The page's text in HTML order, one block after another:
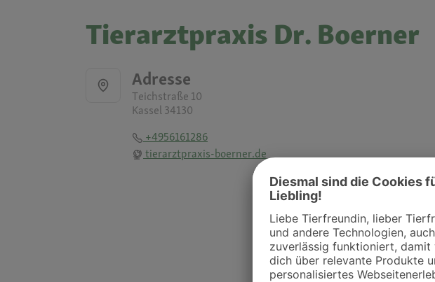
Tierarztpraxis Dr. Boerner
Adresse
Teichstraße 10
Kassel 34130
+4956161286
tierarztpraxis-boerner.de